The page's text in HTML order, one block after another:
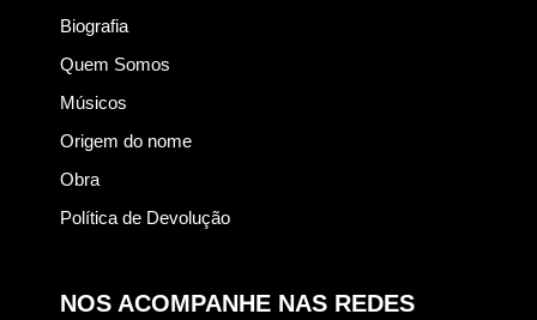
Biografia
Quem Somos
Músicos
Origem do nome
Obra
Política de Devolução
NOS ACOMPANHE NAS REDES